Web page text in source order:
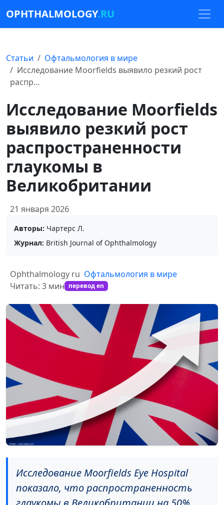
OPHTHALMOLOGY.RU
Статьи
Офтальмология в мире
Исследование Moorfields выявило резкий рост
распр…
Исследование Moorfields
выявило резкий рост
распространенности
глаукомы в
Великобритании
21 января 2026
Авторы: Чартерс Л.
Журнал: British Journal of Ophthalmology
Ophthalmology ru Офтальмология в мире
Читать: 3 мин перевод en
Исследование Moorfields Eye Hospital
показало, что распространенность